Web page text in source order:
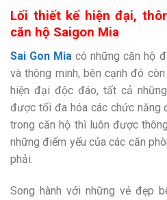
Lối thiết kế hiện đại,
căn hộ Saigon Mia
Sai Gon Mia có những căn hộ
và thông minh, bên cạnh đó
hiện đại độc đáo, tất cả
được tối đa hóa các chức năng
trong căn hộ thì luôn được
những điểm yếu của các căn
phải.
Song hành với những vẻ đẹp